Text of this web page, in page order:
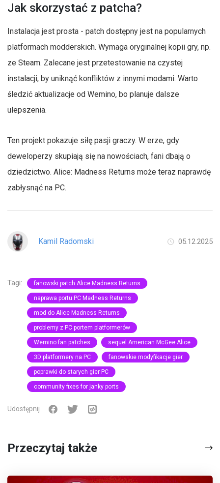
Jak skorzystać z patcha?
Instalacja jest prosta - patch dostępny jest na popularnych
platformach modderskich. Wymaga oryginalnej kopii gry, np.
ze Steam. Zalecane jest przetestowanie na czystej
instalacji, by uniknąć konfliktów z innymi modami. Warto
śledzić aktualizacje od Wemino, bo planuje dalsze
ulepszenia.
Ten projekt pokazuje siłę pasji graczy. W erze, gdy
deweloperzy skupiają się na nowościach, fani dbają o
dziedzictwo. Alice: Madness Returns może teraz naprawdę
zabłysnąć na PC.
Kamil Radomski 05.12.2025
Tagi: fanowski patch Alice Madness Returns
naprawa portu PC Madness Returns
mod do Alice Madness Returns
problemy z PC portem platformerów
Wemino fan patches sequel American McGee Alice
3D platformery na PC fanowskie modyfikacje gier
poprawki do starych gier PC
community fixes for janky ports
Udostępnij
Przeczytaj także